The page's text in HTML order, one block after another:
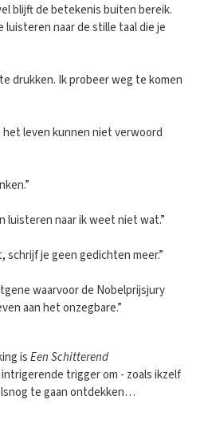
blijft de betekenis buiten bereik.
luisteren naar de stille taal die je
drukken. Ik probeer weg te komen
leven kunnen niet verwoord
luisteren naar ik weet niet wat.”
schrijf je geen gedichten meer.”
waarvoor de Nobelprijsjury
aan het onzegbare.”
isEen Schitterend
trigger om - zoals ikzelf
te gaan ontdekken…